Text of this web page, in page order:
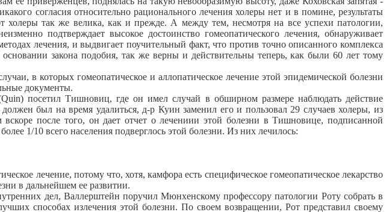
согласия относительно рационального лечения холеры нет и в помине, результаты
холеры так же велика, как и прежде. А между тем, несмотря на все успехи патологии,
подтверждает высокое достоинство гомеопатического лечения, обнаруживает
лечения, и выдвигает поучительный факт, что против точно описанного комплекса
закона подобия, так же верны и действительны теперь, как были 60 лет тому
в которых гомеопатическое и аллопатическое лечение этой эпидемической болезни
документы.
посетил Тишновиц, где он имел случай в обширном размере наблюдать действие
был на время удалиться, д-р Куин заменил его и пользовал 29 случаев холеры, из
после того, он дает отчет о лечениии этой болезни в Тишновице, подписанной
1/10 всего населения подверглось этой болезни. Из них лечилось:
лечение, потому что, хотя, камфора есть специфическое гомеопатическое лекарство
в дальнейшем ее развитии.
дел, Валлерштейн поручил Мюнхенскому профессору патологии Роту собрать в
способах излечения этой болезни. По своем возвращении, Рот представил своему